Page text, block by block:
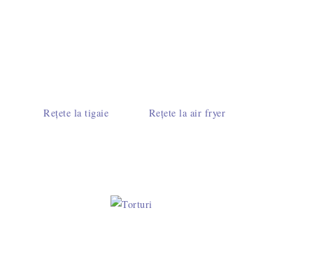
Rețete la tigaie Rețete la air fryer